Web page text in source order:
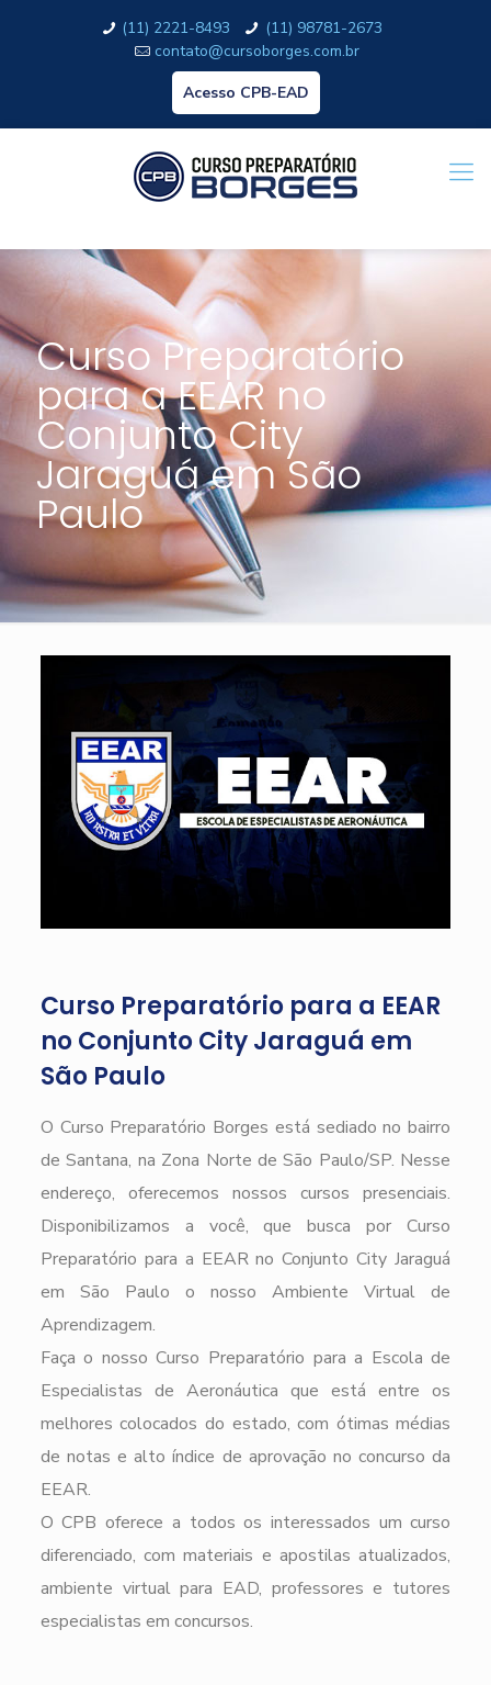
(11) 2221-8493
(11) 98781-2673
contato@cursoborges.com.br
Acesso CPB-EAD
Curso Preparatório
para a EEAR no
Conjunto City
Jaraguá em São
Paulo
Curso Preparatório para a EEAR
no Conjunto City Jaraguá em
São Paulo
O Curso Preparatório Borges está sediado no bairro
de Santana, na Zona Norte de São Paulo/SP. Nesse
endereço, oferecemos nossos cursos presenciais.
Disponibilizamos a você, que busca por Curso
Preparatório para a EEAR no Conjunto City Jaraguá
em São Paulo o nosso Ambiente Virtual de
Aprendizagem.
Faça o nosso Curso Preparatório para a Escola de
Especialistas de Aeronáutica que está entre os
melhores colocados do estado, com ótimas médias
de notas e alto índice de aprovação no concurso da
EEAR.
O CPB oferece a todos os interessados um curso
diferenciado, com materiais e apostilas atualizados,
ambiente virtual para EAD, professores e tutores
especialistas em concursos.